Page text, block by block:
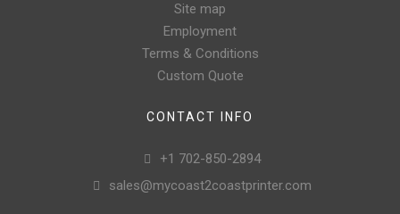
Site map
Employment
Terms & Conditions
Custom Quote
CONTACT INFO
+1 702-850-2894
sales@mycoast2coastprinter.com